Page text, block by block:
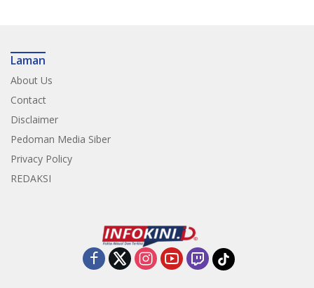
Laman
About Us
Contact
Disclaimer
Pedoman Media Siber
Privacy Policy
REDAKSI